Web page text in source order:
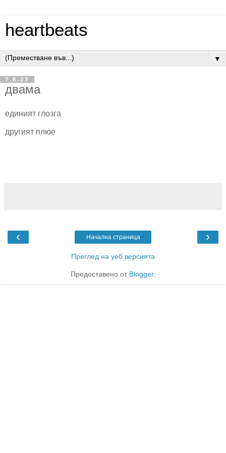
heartbeats
▼
7.8.23
двама
единият глозга
другият плюе
‹ ›
Начална страница
Преглед на уеб версията
Предоставено от Blogger.